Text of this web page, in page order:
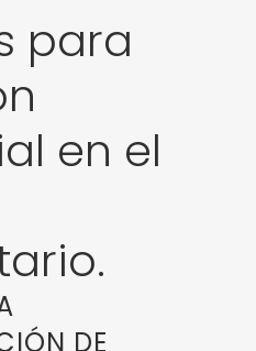
para
en el
DE